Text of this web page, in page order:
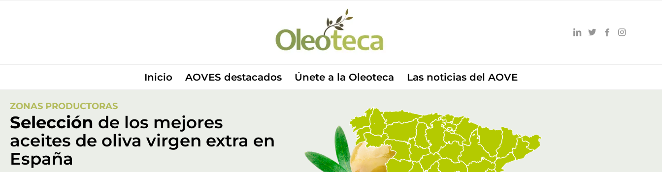
Inicio AOVES destacados Únete a la Oleoteca Las noticias del AOVE
ZONAS PRODUCTORAS
Selección de los mejores
aceites de oliva virgen extra en
España